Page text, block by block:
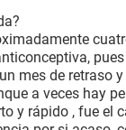
mes de retraso
a veces hay
y rápido , fue el